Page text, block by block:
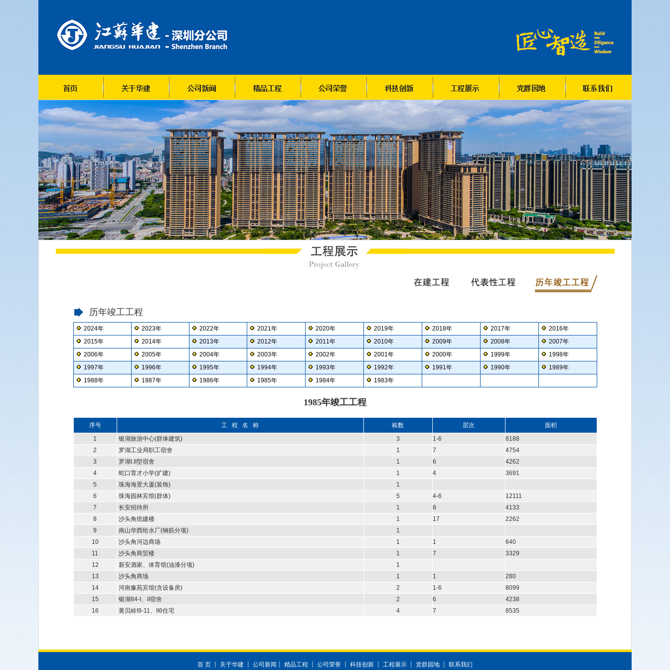
历年竣工工程
2024年 2023年 2022年 2021年 2020年 2019年 2018年 2017年
2016年
2015年
2014年 2013年 2012年 2011年 2010年 2009年 2008年
2007年
2006年
2005年 2004年 2003年 2002年 2001年 2000年 1999年
1998年
1997年
1996年 1995年 1994年 1993年 1992年 1991年 1990年
1989年
1988年
1987年 1986年 1985年 1984年 1983年
1985年竣工工程
序号 工 程 名 称 栋数 层次
面积
1
银湖旅游中心(群体建筑) 3 1-6
8188
2
罗湖工业局职工宿舍 1 7
4754
3
罗湖I.II型宿舍 1 6
4262
4
蛇口育才小学(扩建) 1 4
3691
5
珠海海景大厦(装饰)
1
6
珠海园林宾馆(群体) 5 4-6
12111
7
长安招待所 1 8
4133
8
沙头角统建楼 1 17
2262
9
南山华西给水厂(钢筋分项)
1
10
沙头角河边商场 1 1
640
11
沙头角商贸楼 1 7
3329
12
新安酒家、体育馆(油漆分项)
1
13
沙头角商场 1 1
280
14
河南豫苑宾馆(含设备房) 2 1-6
8099
15
银湖84-I、II宿舍 2 6
4238
16
黄贝岭I9-11、II6住宅 4 7 8535
首 页 ┋ 关于华建 ┋ 公司新闻 ┋ 精品工程 ┋ 公司荣誉 ┋ 科技创新 ┋ 工程展示 ┋ 党群园地 ┋ 联系我们